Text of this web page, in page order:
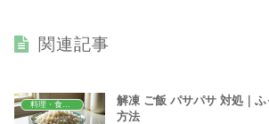
関連記事
解凍 ご飯 パサパサ 対処｜
方法